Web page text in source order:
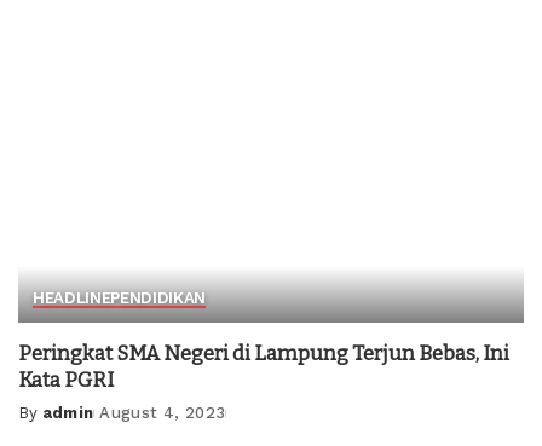
HEADLINEPENDIDIKAN
Peringkat SMA Negeri di Lampung Terjun Bebas, Ini
Kata PGRI
Posted
By admin August 4, 2023